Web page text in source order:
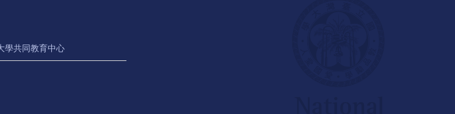
學共同教育中心